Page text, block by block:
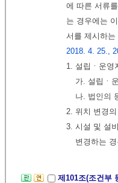
에 따른 서류
는 경우에는
서를 제시하
2018. 4. 25.,
1. 설립ㆍ운영
가. 설립ㆍ
나. 법인의
2. 위치 변경
3. 시설 및 설
변경하는
제101조(조건부